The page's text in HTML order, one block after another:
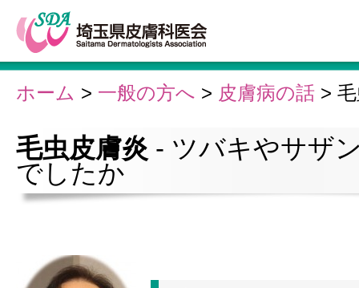
ホーム > 一般の方へ > 皮膚病の話 >
毛虫皮膚炎 - ツバキやサザ
でしたか